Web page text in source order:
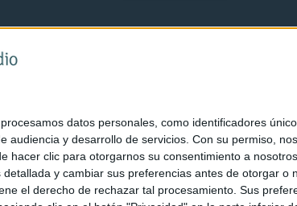
datos personales, como identificadores
audiencia y desarrollo de servicios. Con su permiso,
clic para otorgarnos su consentimiento a
y cambiar sus preferencias antes de otorgar o
el derecho de rechazar tal procesamiento. Sus